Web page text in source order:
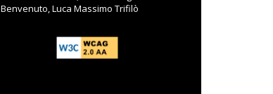
Benvenuto, Luca Massimo Trifilò